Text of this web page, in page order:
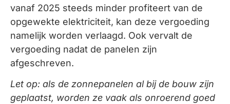
vanaf 2025 steeds minder profiteert van de
opgewekte elektriciteit, kan deze vergoeding
namelijk worden verlaagd. Ook vervalt de
vergoeding nadat de panelen zijn
afgeschreven.
Let op: als de zonnepanelen al bij de bouw zijn
geplaatst, worden ze vaak als onroerend goed